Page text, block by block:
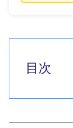
目次